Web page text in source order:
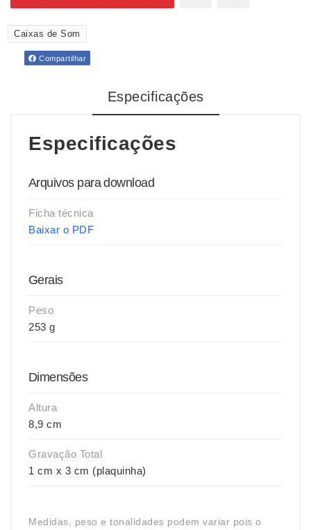
Caixas de Som
Compartilhar
Especificações
Especificações
Arquivos para download
Ficha técnica
Baixar o PDF
Gerais
Peso
253 g
Dimensões
Altura
8,9 cm
Gravação Total
1 cm x 3 cm (plaquinha)
Medidas, peso e tonalidades podem variar pois o